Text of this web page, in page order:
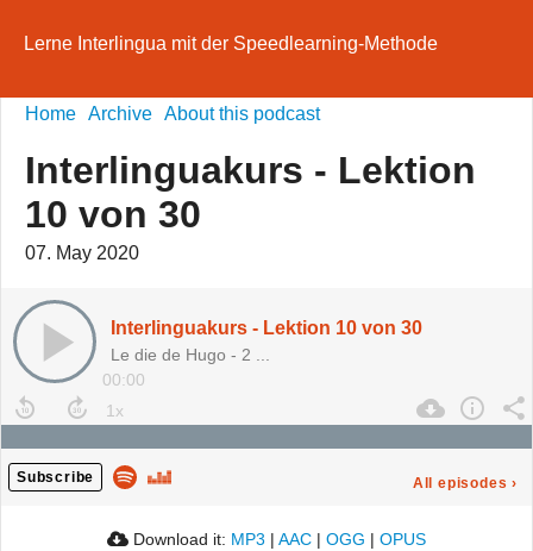
Lerne Interlingua mit der Speedlearning-Methode
Home Archive About this podcast
Interlinguakurs - Lektion
10 von 30
07. May 2020
Interlinguakurs - Lektion 10 von 30
Le die de Hugo - 2 ...
00:00
Subscribe All episodes ›
Download it: MP3 | AAC | OGG | OPUS